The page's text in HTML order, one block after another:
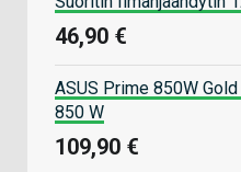
46,90 €
ASUS Prime 850W
850 W
109,90 €